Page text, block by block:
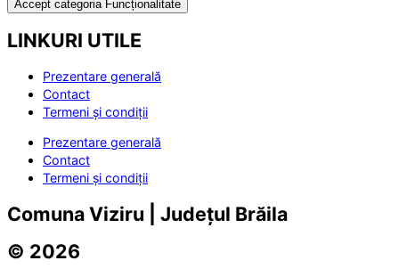
Accept categoria Funcționalitate
LINKURI UTILE
Prezentare generală
Contact
Termeni și condiții
Prezentare generală
Contact
Termeni și condiții
Comuna Viziru | Județul Brăila
© 2026